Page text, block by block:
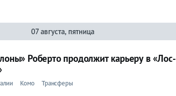
07 августа, пятница
Роберто продолжит карьеру в «Лос-
Комо Трансферы